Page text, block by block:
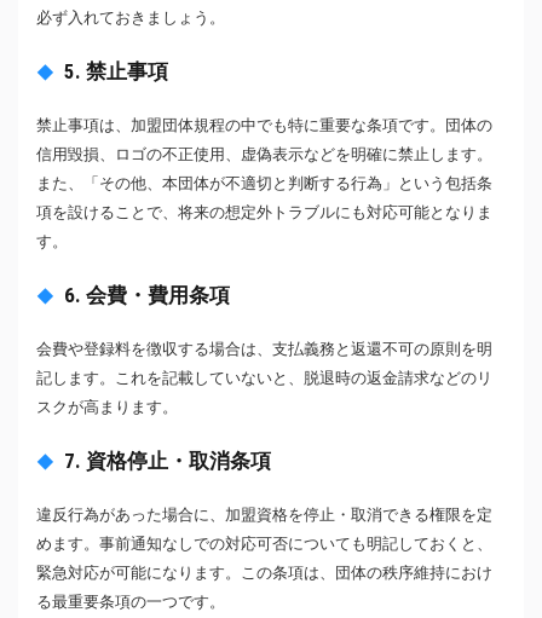
必ず入れておきましょう。
5. 禁止事項
禁止事項は、加盟団体規程の中でも特に重要な条項です。団体の
信用毀損、ロゴの不正使用、虚偽表示などを明確に禁止します。
また、「その他、本団体が不適切と判断する行為」という包括条
項を設けることで、将来の想定外トラブルにも対応可能となりま
す。
6. 会費・費用条項
会費や登録料を徴収する場合は、支払義務と返還不可の原則を明
記します。これを記載していないと、脱退時の返金請求などのリ
スクが高まります。
7. 資格停止・取消条項
違反行為があった場合に、加盟資格を停止・取消できる権限を定
めます。事前通知なしでの対応可否についても明記しておくと、
緊急対応が可能になります。この条項は、団体の秩序維持におけ
る最重要条項の一つです。